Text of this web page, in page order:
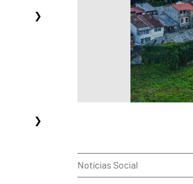
Notícias Social